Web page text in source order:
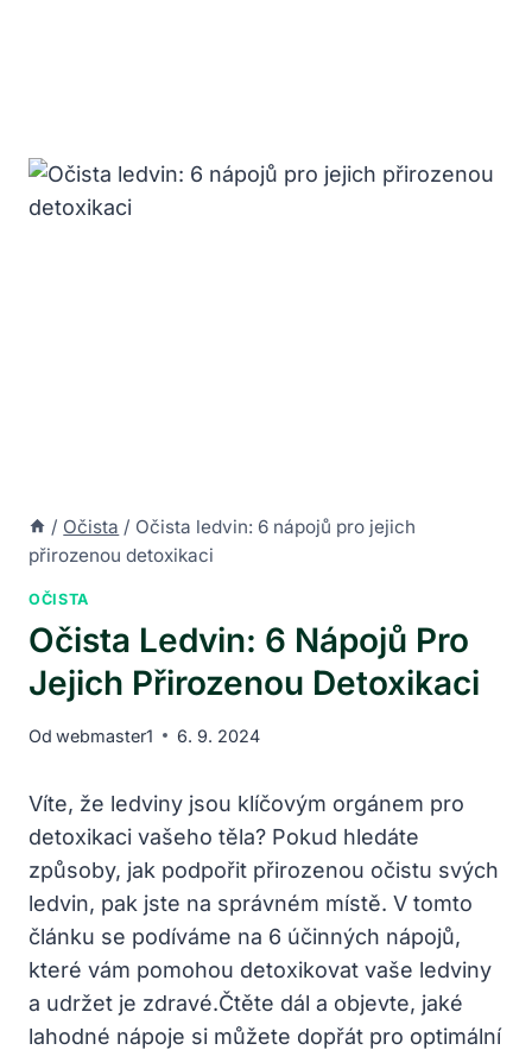
/ Očista / Očista ledvin: 6 nápojů pro jejich
přirozenou detoxikaci
OČISTA
Očista Ledvin: 6 Nápojů Pro
Jejich Přirozenou Detoxikaci
Od webmaster1 6. 9. 2024
Víte, že ledviny jsou klíčovým orgánem ‌pro
detoxikaci vašeho těla? Pokud hledáte
způsoby, jak podpořit přirozenou očistu svých
ledvin,‌ pak jste ⁣na⁤ správném⁢ místě. V tomto
článku se​ podíváme na 6 účinných nápojů,
⁣které vám pomohou detoxikovat vaše ledviny
a ​udržet je⁢ zdravé.Čtěte dál ⁢a objevte, jaké
lahodné nápoje si můžete dopřát pro optimální